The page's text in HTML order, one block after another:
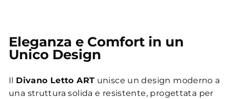
Eleganza e Comfort in un
Unico Design
Il Divano Letto ART unisce un design moderno a
una struttura solida e resistente, progettata per